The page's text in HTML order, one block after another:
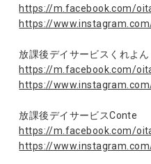
https://m.facebook.com/
https://
放課後デイサービスくれよん
https://m.facebook.com/
https://
放課後デイサービスConte
https://m.facebook.com/
https://